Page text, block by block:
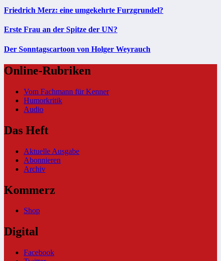
Friedrich Merz: eine umgekehrte Furzgrundel?
Erste Frau an der Spitze der UN?
Der Sonntagscartoon von Holger Weyrauch
Online-Rubriken
Vom Fachmann für Kenner
Humorkritik
Audio
Das Heft
Aktuelle Ausgabe
Abonnieren
Archiv
Kommerz
Shop
Digital
Facebook